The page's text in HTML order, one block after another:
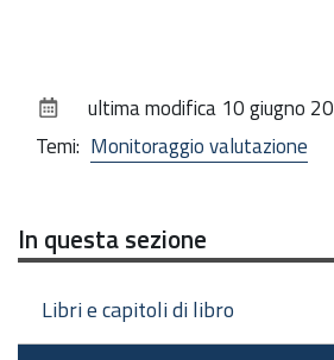
documentoultima modifica 10 giugno
Temi: Monitoraggio valutazione
In questa sezione
Libri e capitoli di libro